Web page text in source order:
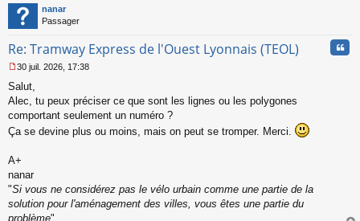
n
o
l
u
nanar
Passager
Re: Tramway Express de l'Ouest Lyonnais (TEOL)
e
s
s
g
n
o
n
l
u
30 juil. 2026, 17:38
Salut,
Alec, tu peux préciser ce que sont les lignes ou les polygones
comportant seulement un numéro ?
Ça se devine plus ou moins, mais on peut se tromper. Merci.
A+
nanar
"Si vous ne considérez pas le vélo urbain comme une partie de la
solution pour l'aménagement des villes, vous êtes une partie du
problème"